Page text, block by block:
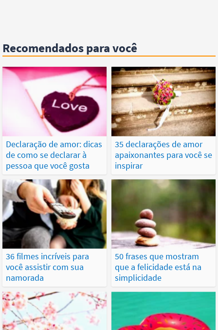
Recomendados para você
Declaração de amor: dicas
de como se declarar à
pessoa que você gosta
35 declarações de amor
apaixonantes para você se
inspirar
36 filmes incríveis para
você assistir com sua
namorada
50 frases que mostram
que a felicidade está na
simplicidade